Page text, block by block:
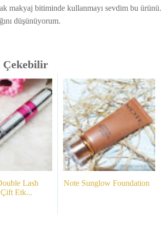
makyaj bitiminde kullanmayı sevdim bu ürünü.
düşünüyorum.
Çekebilir
Lash
Etk...
Note Sunglow Foundation